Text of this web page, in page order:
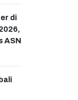
di
ASN